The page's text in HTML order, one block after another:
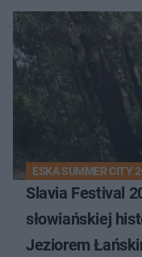
ESKA SUMMER CITY
Slavia Festival
słowiańskiej
Jeziorem